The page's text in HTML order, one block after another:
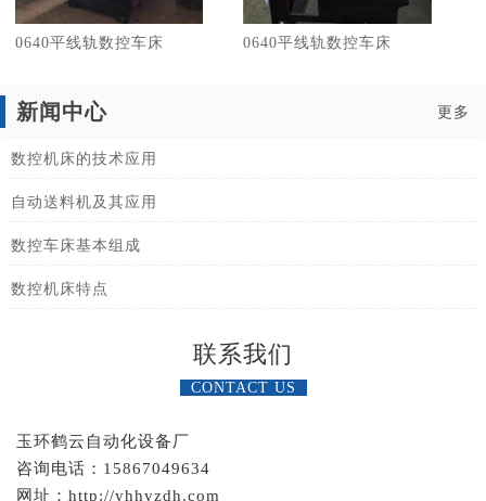
0640平线轨数控车床 0640平线轨数控车床
新闻中心 更多
数控机床的技术应用
自动送料机及其应用
数控车床基本组成
数控机床特点
联系我们
CONTACT US
玉环鹤云自动化设备厂
咨询电话：15867049634
网址：http://yhhyzdh.com